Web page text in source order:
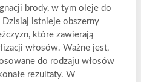
brody, w tym oleje do
istnieje obszerny
które zawierają
włosów. Ważne jest,
do rodzaju włosów
rezultaty. W